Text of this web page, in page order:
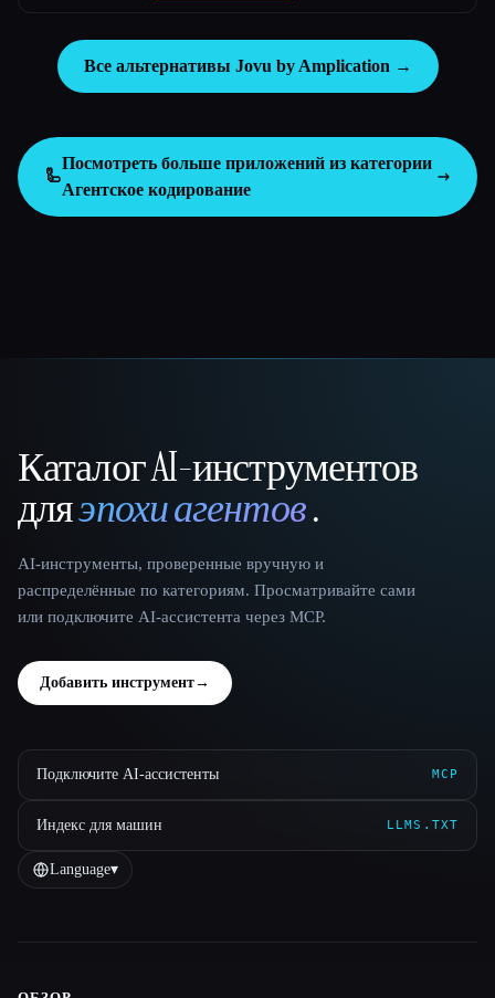
Все альтернативы Jovu by Amplication →
🦾
Посмотреть больше приложений из категории
Агентское кодирование
That AI Collection
Каталог AI-инструментов
дляэпохи агентов.
AI-инструменты, проверенные вручную и
распределённые по категориям. Просматривайте сами
или подключите AI-ассистента через MCP.
Добавить инструмент→
Подключите AI-ассистенты MCP
Индекс для машин LLMS.TXT
Language▾